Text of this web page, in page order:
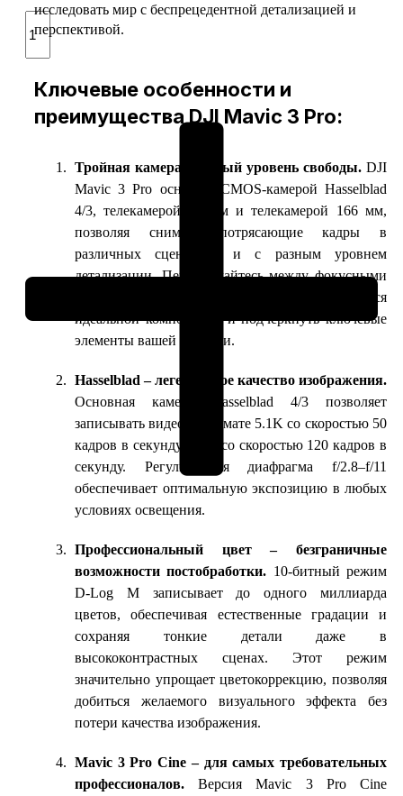
Количество
товара
Pro
исследовать мир с беспрецедентной детализацией и
перспективой.
Ключевые особенности и
преимущества DJI Mavic 3 Pro:
Тройная камера – новый уровень свободы.DJI
Mavic 3 Pro оснащён CMOS-камерой Hasselblad
4/3, телекамерой 70 мм и телекамерой 166 мм,
позволяя снимать потрясающие кадры в
различных сценариях и с разным уровнем
детализации. Переключайтесь между фокусными
расстояниями одним касанием, чтобы добиться
идеальной композиции и подчеркнуть ключевые
элементы вашей истории.
Hasselblad – легендарное качество изображения.
Основная камера Hasselblad 4/3 позволяет
записывать видео в формате 5.1K со скоростью 50
кадров в секунду и 4K со скоростью 120 кадров в
секунду. Регулируемая диафрагма f/2.8–f/11
обеспечивает оптимальную экспозицию в любых
условиях освещения.
Профессиональный цвет – безграничные
возможности постобработки. 10-битный режим
D-Log M записывает до одного миллиарда
цветов, обеспечивая естественные градации и
сохраняя тонкие детали даже в
высококонтрастных сценах. Этот режим
значительно упрощает цветокоррекцию, позволяя
добиться желаемого визуального эффекта без
потери качества изображения.
Mavic 3 Pro Cine – для самых требовательных
профессионалов. Версия Mavic 3 Pro Cine